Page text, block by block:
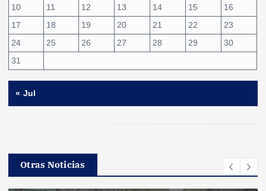
10
11 12 13 14 15
16
17
18 19 20 21 22
23
24
25 26 27 28 29
30
31
« Jul
Otras Noticias